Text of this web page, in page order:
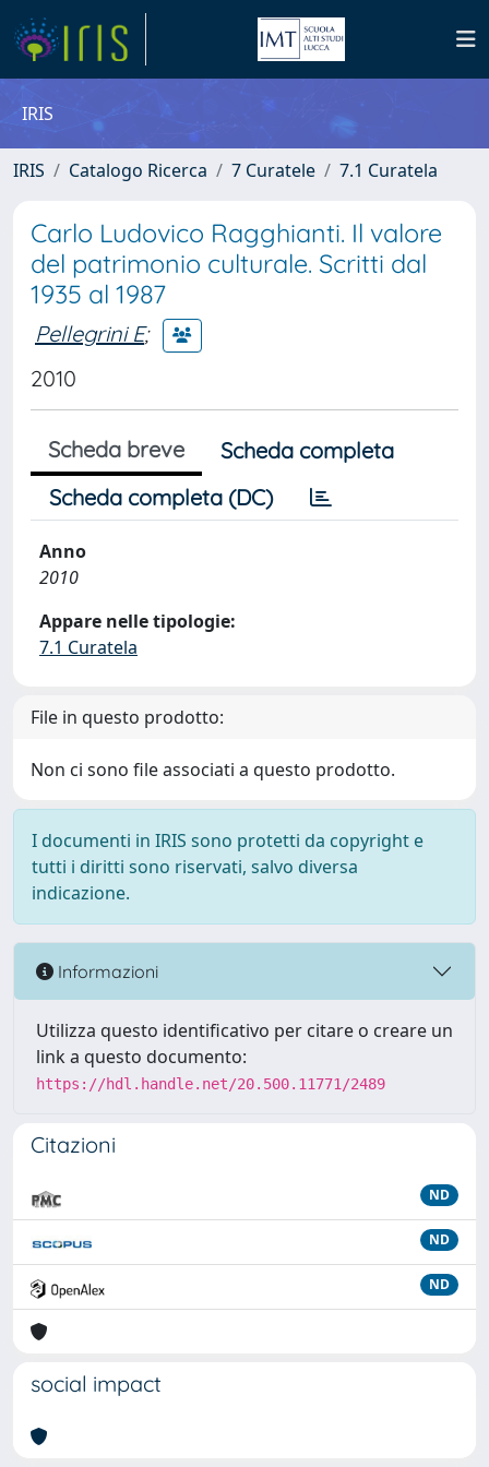
IRIS
IRIS Catalogo Ricerca 7 Curatele 7.1 Curatela
Carlo Ludovico Ragghianti. Il valore
del patrimonio culturale. Scritti dal
1935 al 1987
Pellegrini E;
2010
Scheda breve
Scheda completa
Scheda completa (DC)
Anno
2010
Appare nelle tipologie:
7.1 Curatela
File in questo prodotto:
Non ci sono file associati a questo prodotto.
I documenti in IRIS sono protetti da copyright e
tutti i diritti sono riservati, salvo diversa
indicazione.
Informazioni
Utilizza questo identificativo per citare o creare un
link a questo documento:
https://hdl.handle.net/20.500.11771/2489
Citazioni
ND
ND
ND
social impact